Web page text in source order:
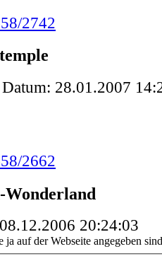
2742
28.01.2007
2662
08.12.2006 20:24:03
auf der Webseite angegeben